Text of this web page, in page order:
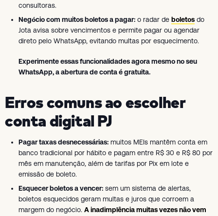
consultoras.
Negócio com muitos boletos a pagar: o radar de boletos do
Jota avisa sobre vencimentos e permite pagar ou agendar
direto pelo WhatsApp, evitando multas por esquecimento.
Experimente essas funcionalidades agora mesmo no seu
WhatsApp, a abertura de conta é gratuita.
Erros comuns ao escolher
conta digital PJ
Pagar taxas desnecessárias: muitos MEIs mantêm conta em
banco tradicional por hábito e pagam entre R$ 30 e R$ 80 por
mês em manutenção, além de tarifas por Pix em lote e
emissão de boleto.
Esquecer boletos a vencer: sem um sistema de alertas,
boletos esquecidos geram multas e juros que corroem a
margem do negócio. A inadimplência muitas vezes não vem